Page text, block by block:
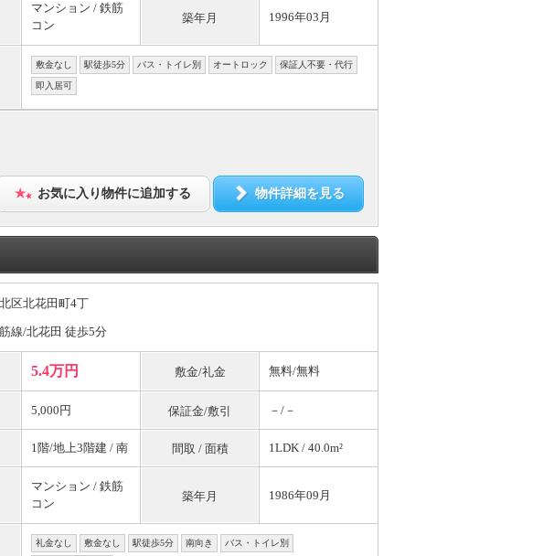
マンション / 鉄筋
コン
築年月 1996年03月
敷金なし 駅徒歩5分 バス・トイレ別 オートロック 保証人不要・代行
即入居可
お気に入り物件に追加する 物件詳細を見る
区北花田町4丁
線/北花田 徒歩5分
5.4万円 敷金/礼金 無料/無料
5,000円 保証金/敷引 －/－
1階/地上3階建 / 南 間取 / 面積 1LDK / 40.0m²
マンション / 鉄筋
コン
築年月 1986年09月
礼金なし 敷金なし 駅徒歩5分 南向き バス・トイレ別